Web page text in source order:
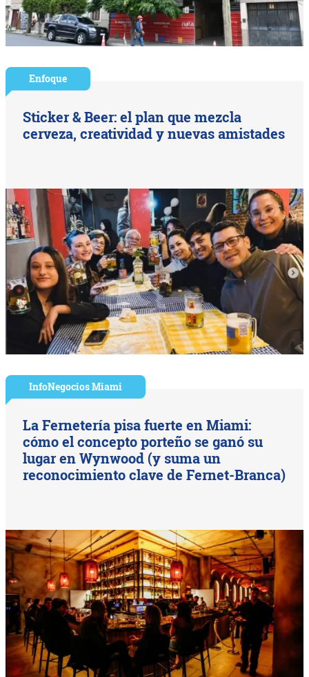
Enfoque
Sticker & Beer: el plan que mezcla
cerveza, creatividad y nuevas amistades
InfoNegocios Miami
La Fernetería pisa fuerte en Miami:
cómo el concepto porteño se ganó su
lugar en Wynwood (y suma un
reconocimiento clave de Fernet-Branca)